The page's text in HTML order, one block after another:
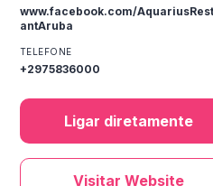
www.facebook.com/
antAruba
TELEFONE
+2975836000
Ligar diretamente
Visitar Website